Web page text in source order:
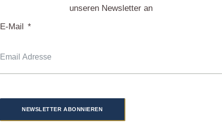
unseren Newsletter an
E-Mail
NEWSLETTER ABONNIEREN